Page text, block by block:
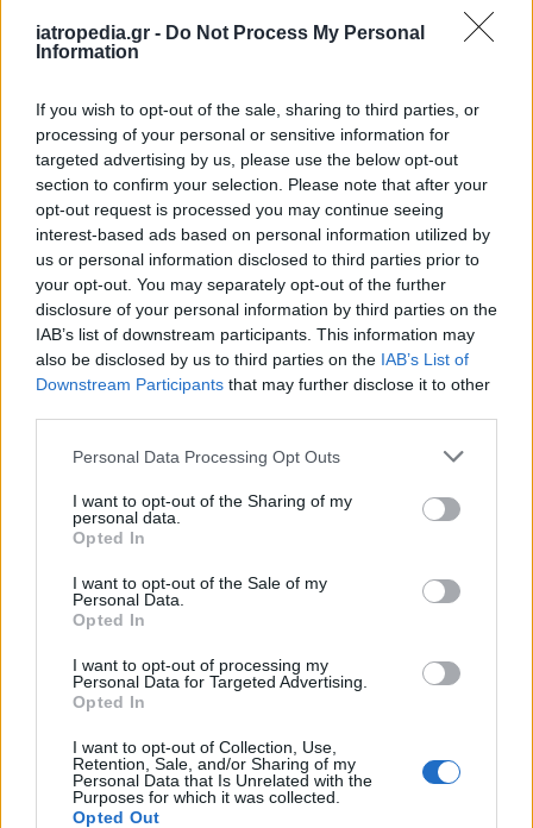
iatropedia.gr - Do Not Process My Personal
Information
If you wish to opt-out of the sale, sharing to third parties, or
processing of your personal or sensitive information for
targeted advertising by us, please use the below opt-out
section to confirm your selection. Please note that after your
opt-out request is processed you may continue seeing
interest-based ads based on personal information utilized by
us or personal information disclosed to third parties prior to
your opt-out. You may separately opt-out of the further
disclosure of your personal information by third parties on the
IAB’s list of downstream participants. This information may
also be disclosed by us to third parties on the IAB’s List of
Downstream Participants that may further disclose it to other
Personal Data Processing Opt Outs
I want to opt-out of the Sharing of my
personal data.
Opted In
I want to opt-out of the Sale of my
Personal Data.
Opted In
I want to opt-out of processing my
Personal Data for Targeted Advertising.
Opted In
I want to opt-out of Collection, Use,
Retention, Sale, and/or Sharing of my
Personal Data that Is Unrelated with the
Purposes for which it was collected.
Opted Out
ΕΙΔΗΣΕΙΣ 07 Αυγούστου 2026 19:33
ΙΣΑ: «Καμπανάκι» για τον ιό του Δυτικού Νείλου στην
Αττική – Τι ζητά από τις Αρχές
ΔΙΑΤΡΟΦΗ 07 Αυγούστου 2026 19:06
Κεχρί: Πώς μια ενισχυμένη ποικιλία μπορεί να
«γεμίσει» σίδηρο τα παιδιά, χωρίς παρενέργειες